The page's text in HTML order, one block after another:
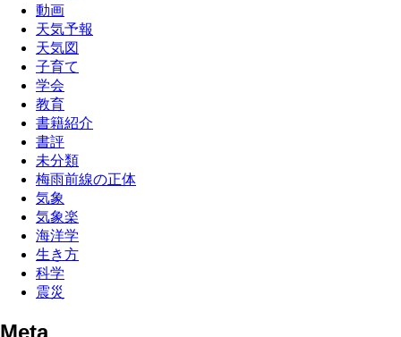
動画
天気予報
天気図
子育て
学会
教育
書籍紹介
書評
未分類
梅雨前線の正体
気象
気象楽
海洋学
生き方
科学
震災
Meta